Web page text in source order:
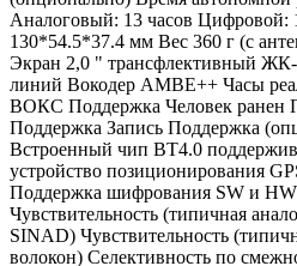
Аналоговый: 13 часов
130*54.5*37.4 мм Вес 360 г (с
Экран 2,0 " трансфлективный
линий Вокодер AMBE++ Часы
ВОКС Поддержка Человек ранен
Поддержка Запись Поддержка
Встроенный чип BT4.0
устройство позиционирования
Поддержка шифрования SW и
Чувствительность (типичная
SINAD) Чувствительность
волокон) Селективность по